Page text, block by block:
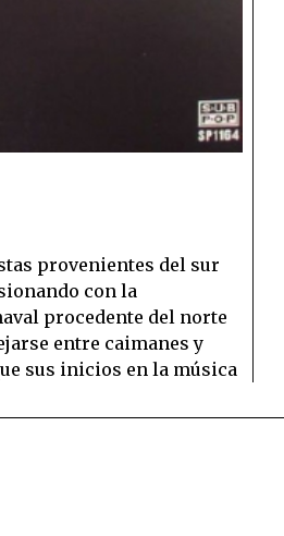
provenientes del sur
con la
procedente del norte
entre caimanes y
sus inicios en la música